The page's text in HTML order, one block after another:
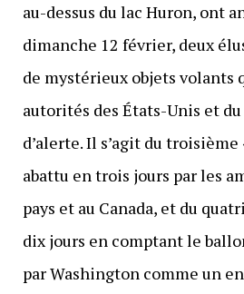
au-dessus du lac Huron, ont
dimanche 12 février, deux
de mystérieux objets volants
autorités des États-Unis et
d’alerte. Il s’agit du troisième
abattu en trois jours par les
pays et au Canada, et du
dix jours en comptant le
par Washington comme un